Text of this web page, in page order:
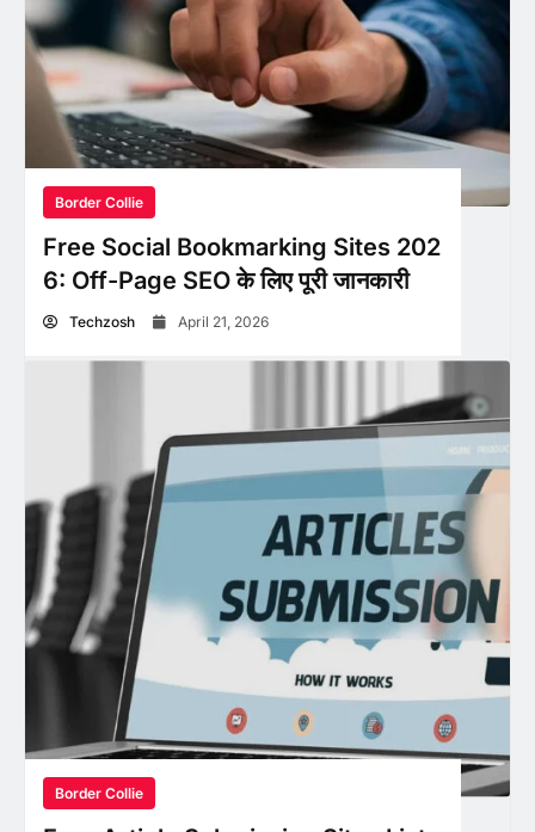
Border Collie
Free Social Bookmarking Sites 202
6: Off-Page SEO के लिए पूरी जानकारी
Techzosh April 21, 2026
Border Collie